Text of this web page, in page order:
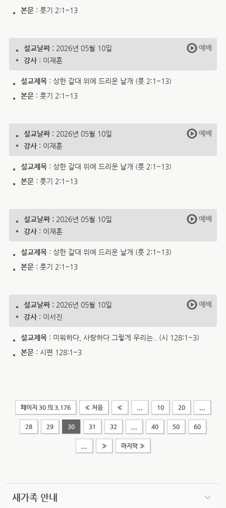
본문: 룻기 2:1~13
설교날짜 : 2026년 05월 10일
강사: 이재훈
예배
설교제목: 상한 갈대 위에 드리운 날개 (룻 2:1~13)
본문: 룻기 2:1~13
설교날짜 : 2026년 05월 10일
강사: 이재훈
예배
설교제목: 상한 갈대 위에 드리운 날개 (룻 2:1~13)
본문: 룻기 2:1~13
설교날짜 : 2026년 05월 10일
강사: 이재훈
예배
설교제목: 상한 갈대 위에 드리운 날개 (룻 2:1~13)
본문: 룻기 2:1~13
설교날짜 : 2026년 05월 10일
강사: 이서진
예배
설교제목: 미워하다, 사랑하다 그렇게 우리는.. (시 128:1~3)
본문: 시편 128:1~3
페이지 30 의 3,176 « 처음 « 10 20
28 29 30 31 32 40 50 60
» 마지막 »
새가족 안내